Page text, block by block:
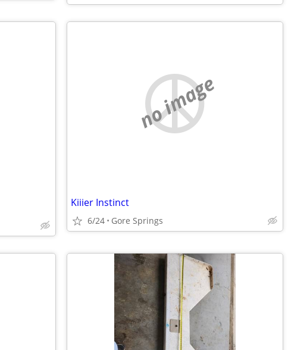
no image
Kiiier Instinct
6/24 Gore Springs